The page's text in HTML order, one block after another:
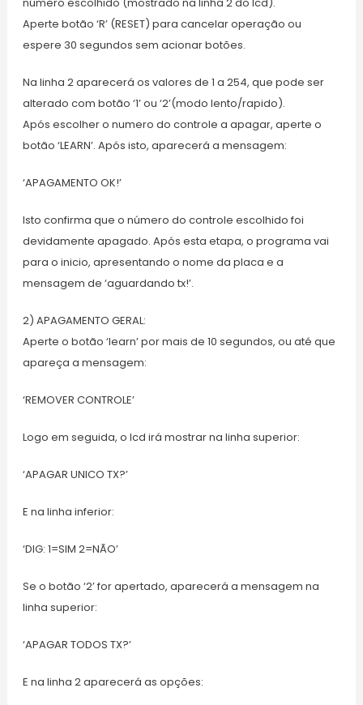
Aperte botão ‘R’ (RESET) para cancelar operação ou
espere 30 segundos sem acionar botões.
Na linha 2 aparecerá os valores de 1 a 254, que pode ser
alterado com botão ‘1’ ou ‘2’(modo lento/rapido).
Após escolher o numero do controle a apagar, aperte o
botão ‘LEARN’. Após isto, aparecerá a mensagem:
‘APAGAMENTO OK!’
Isto confirma que o número do controle escolhido foi
devidamente apagado. Após esta etapa, o programa vai
para o inicio, apresentando o nome da placa e a
mensagem de ‘aguardando tx!’.
2) APAGAMENTO GERAL:
Aperte o botão ‘learn’ por mais de 10 segundos, ou até que
apareça a mensagem:
‘REMOVER CONTROLE’
Logo em seguida, o lcd irá mostrar na linha superior:
‘APAGAR UNICO TX?’
E na linha inferior:
‘DIG: 1=SIM 2=NÃO’
Se o botão ‘2’ for apertado, aparecerá a mensagem na
linha superior:
‘APAGAR TODOS TX?’
E na linha 2 aparecerá as opções: